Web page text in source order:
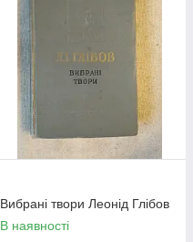
Вибрані твори Леонід Глібов
В наявності